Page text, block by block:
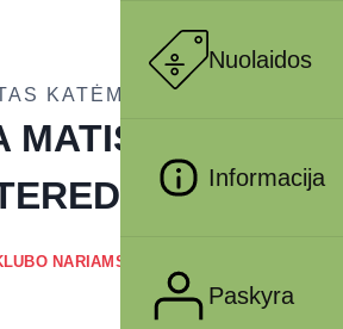
Nuolaidos
Informacija
Paskyra
KATĖMS
MATISSE – CAT
400 gr
NARIAMS